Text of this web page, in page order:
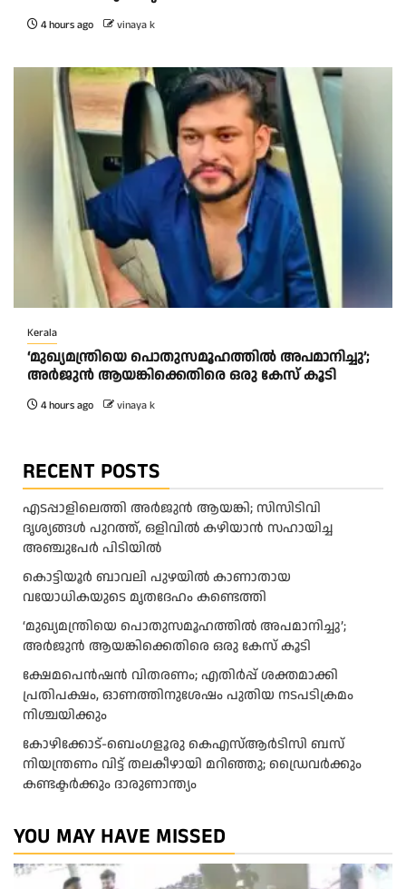
4 hours ago vinaya k
Kerala
‘മുഖ്യമന്ത്രിയെ പൊതുസമൂഹത്തിൽ അപമാനിച്ചു’;
അർജുൻ ആയങ്കിക്കെതിരെ ഒരു കേസ് കൂടി
4 hours ago vinaya k
RECENT POSTS
എടപ്പാളിലെത്തി അർജുൻ ആയങ്കി; സിസിടിവി
ദൃശ്യങ്ങൾ പുറത്ത്, ഒളിവിൽ കഴിയാൻ സഹായിച്ച
അഞ്ചുപേർ പിടിയിൽ
കൊട്ടിയൂർ ബാവലി പുഴയിൽ കാണാതായ
വയോധികയുടെ മൃതദേഹം കണ്ടെത്തി
‘മുഖ്യമന്ത്രിയെ പൊതുസമൂഹത്തിൽ അപമാനിച്ചു’;
അർജുൻ ആയങ്കിക്കെതിരെ ഒരു കേസ് കൂടി
ക്ഷേമപെൻഷൻ വിതരണം; എതിർപ്പ് ശക്തമാക്കി
പ്രതിപക്ഷം, ഓണത്തിനുശേഷം പുതിയ നടപടിക്രമം
നിശ്ചയിക്കും
കോഴിക്കോട്-ബെംഗളൂരു കെഎസ്ആര്‍ടിസി ബസ്
നിയന്ത്രണം വിട്ട് തലകീഴായി മറിഞ്ഞു; ഡ്രെെവർക്കും
കണ്ടക്ടർക്കും ദാരുണാന്ത്യം
YOU MAY HAVE MISSED